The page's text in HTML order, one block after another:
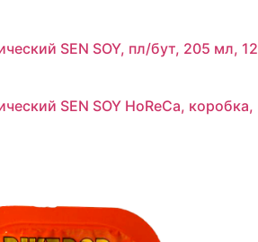
SEN SOY, пл/бут, 205 мл, 12
SEN SOY HoReCa, коробка,